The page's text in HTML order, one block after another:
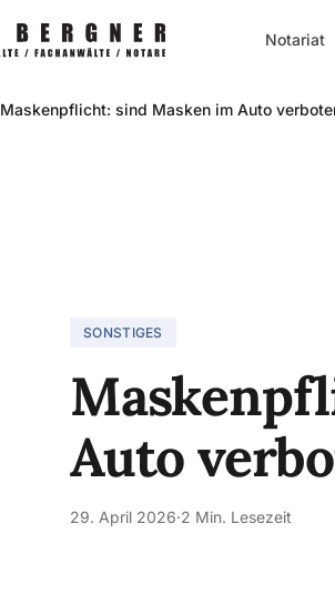
Notariat
Maskenpflicht: sind Masken im Auto
SONSTIGES
Auto
29. April 2026·2 Min. Lesezeit